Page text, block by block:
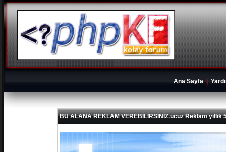
Ana Sayfa|
BU ALANA REKLAM VEREBİLİRSİNİZ.ucuz Reklam yıllık